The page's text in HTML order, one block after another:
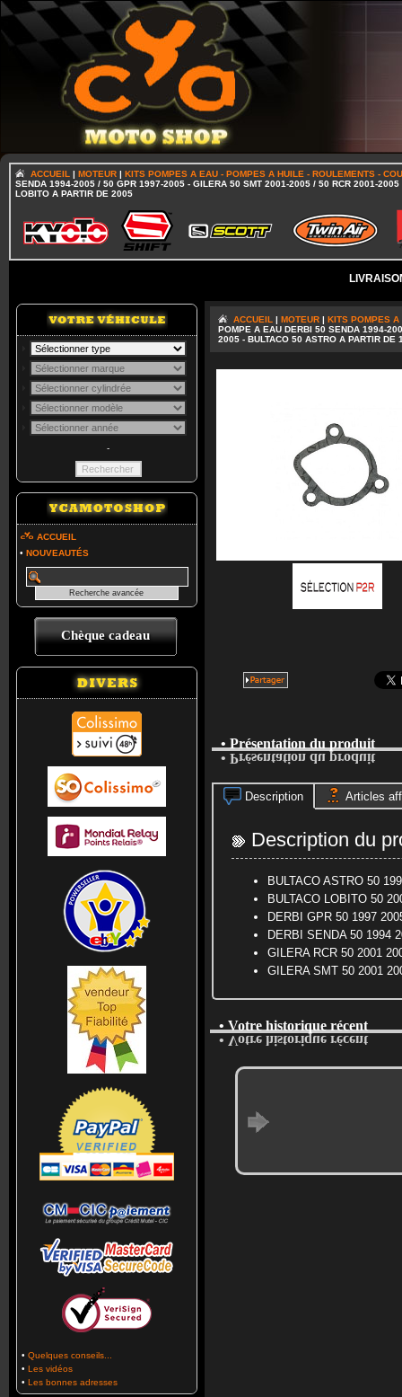
ACCUEIL | MOTEUR | KITS POMPES A EAU - POMPES A HUILE - ROULEMENTS -
SENDA 1994-2005 / 50 GPR 1997-2005 - GILERA 50 SMT 2001-2005 / 50 RCR 2001-2005
LOBITO A PARTIR DE 2005
-
ACCUEIL
• NOUVEAUTÉS
Chèque cadeau
• Quelques conseils...
• Les vidéos
• Les bonnes adresses
ACCUEIL | MOTEUR | KITS POMPES A
POMPE A EAU DERBI 50 SENDA 1994-
2005 - BULTACO 50 ASTRO A PARTIR
• Présentation du produit
• Présentation du produit
Description Articles
Description du
BULTACO ASTRO 50
BULTACO LOBITO 50
DERBI GPR 50 1997
DERBI SENDA 50 1994
GILERA RCR 50 2001
GILERA SMT 50 2001
• Votre historique récent
• Votre historique récent